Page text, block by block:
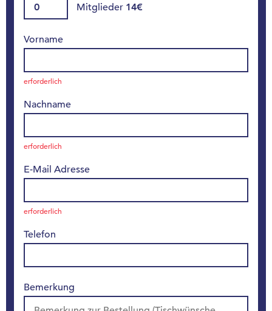
Mitglieder 14€
Vorname
erforderlich
Nachname
erforderlich
E-Mail Adresse
erforderlich
Telefon
Bemerkung